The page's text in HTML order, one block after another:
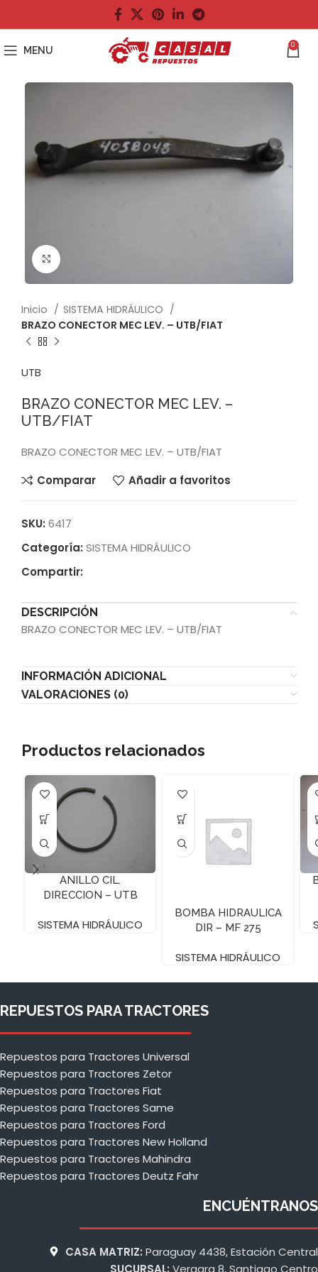
MENU 0
Inicio
SISTEMA HIDRÁULICO
BRAZO CONECTOR MEC LEV. – UTB/FIAT
UTB
BRAZO CONECTOR MEC LEV. –
UTB/FIAT
BRAZO CONECTOR MEC LEV. – UTB/FIAT
Comparar
Añadir a favoritos
SKU: 6417
Categoría: SISTEMA HIDRÁULICO
Compartir:
DESCRIPCIÓN
BRAZO CONECTOR MEC LEV. – UTB/FIAT
INFORMACIÓN ADICIONAL
VALORACIONES (0)
Productos relacionados
ANILLO CIL.
DIRECCION – UTB
SISTEMA HIDRÁULICO
BOMBA HIDRAULICA
DIR – MF 275
SISTEMA HIDRÁULICO
REPUESTOS PARA TRACTORES
Repuestos para Tractores Universal
Repuestos para Tractores Zetor
Repuestos para Tractores Fiat
Repuestos para Tractores Same
Repuestos para Tractores Ford
Repuestos para Tractores New Holland
Repuestos para Tractores Mahindra
Repuestos para Tractores Deutz Fahr
ENCUÉNTRANOS
CASA MATRIZ: Paraguay 4438, Estación Central
SUCURSAL: Vergara 8, Santiago Centro